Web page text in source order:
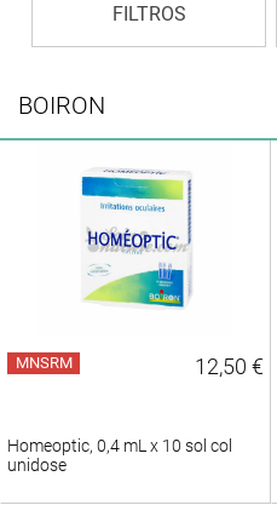
FILTROS
BOIRON
MNSRM 12,50 €
Homeoptic, 0,4 mL x 10 sol col
unidose